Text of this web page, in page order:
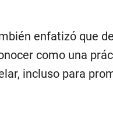
enfatizó que
como una
incluso para